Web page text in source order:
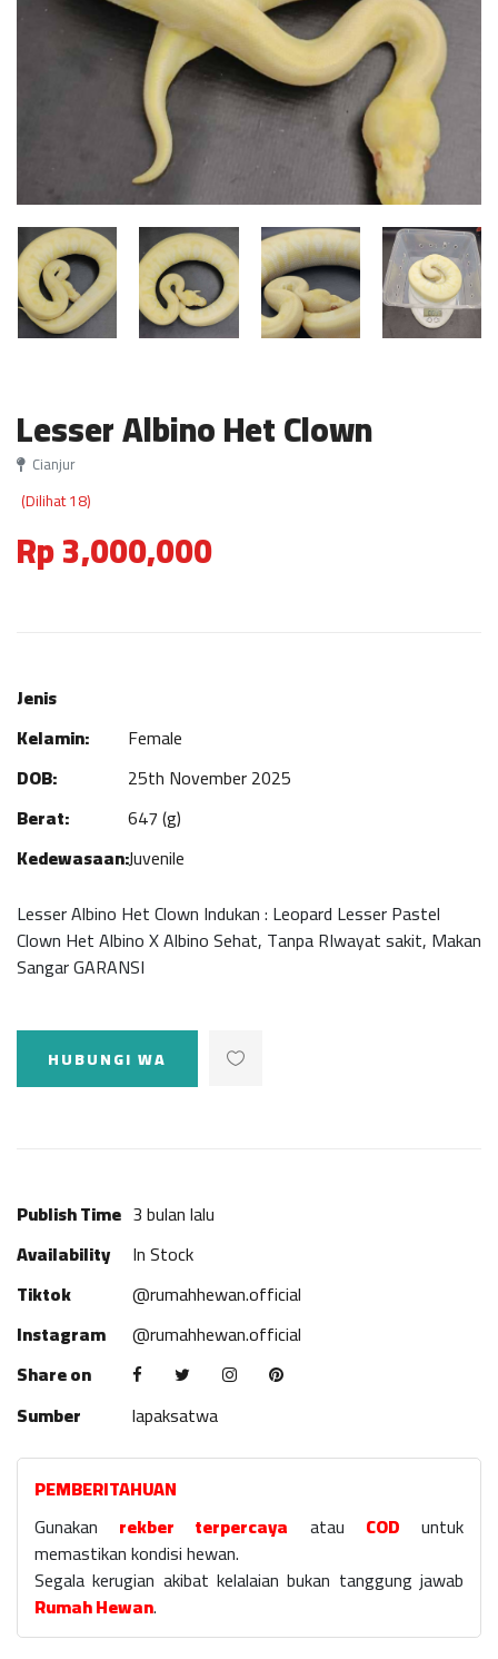
Lesser Albino Het Clown
Cianjur
(Dilihat 18)
Rp 3,000,000
Jenis
Kelamin:
Female
DOB:
25th November 2025
Berat:
647 (g)
Kedewasaan:Juvenile
Lesser Albino Het Clown Indukan : Leopard Lesser Pastel
Clown Het Albino X Albino Sehat, Tanpa RIwayat sakit, Makan
Sangar GARANSI
HUBUNGI WA
Publish Time 3 bulan lalu
Availability
In Stock
Tiktok
@rumahhewan.official
Instagram
@rumahhewan.official
Share on
Sumber
lapaksatwa
PEMBERITAHUAN
Gunakan rekber terpercaya atau COD untuk
memastikan kondisi hewan.
Segala kerugian akibat kelalaian bukan tanggung jawab
Rumah Hewan.